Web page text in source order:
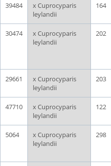
39484
x Cuprocyparis
leylandii
164
30474
x Cuprocyparis
leylandii
202
29661
x Cuprocyparis
leylandii
203
47710
x Cuprocyparis
leylandii
122
5064
x Cuprocyparis
leylandii
298